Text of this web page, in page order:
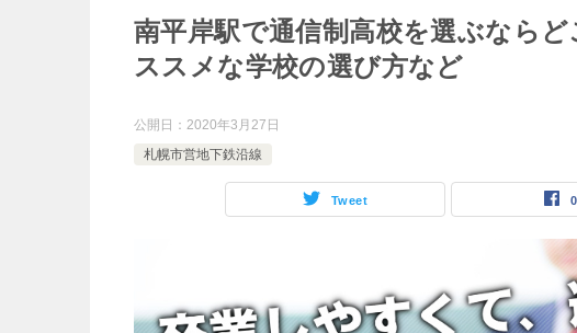
南平岸駅で通信制高校を選ぶなら
ススメな学校の選び方など
公開日： 2020年3月27日
札幌市営地下鉄沿線
Tweet 0